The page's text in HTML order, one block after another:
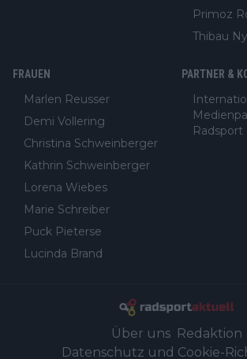
Primoz
Thibau
FRAUEN
Marlen Reusser
Demi Vollering
Christina Schweinberger
Kathrin Schweinberger
Lorena Wiebes
Marie Schreiber
Puck Pieterse
Lucinda Brand
PARTNER &
Radsport
Über uns Redaktion
Datenschutz und Cookie-